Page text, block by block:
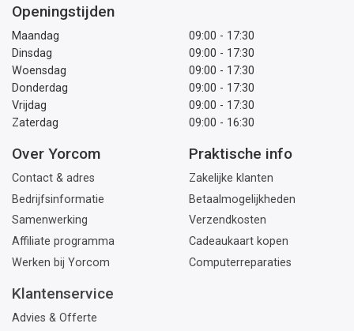
Openingstijden
Maandag
09:00 - 17:30
Dinsdag
09:00 - 17:30
Woensdag
09:00 - 17:30
Donderdag
09:00 - 17:30
Vrijdag
09:00 - 17:30
Zaterdag
09:00 - 16:30
Over Yorcom
Contact & adres
Bedrijfsinformatie
Samenwerking
Affiliate programma
Werken bij Yorcom
Praktische info
Zakelijke klanten
Betaalmogelijkheden
Verzendkosten
Cadeaukaart kopen
Computerreparaties
Klantenservice
Advies & Offerte